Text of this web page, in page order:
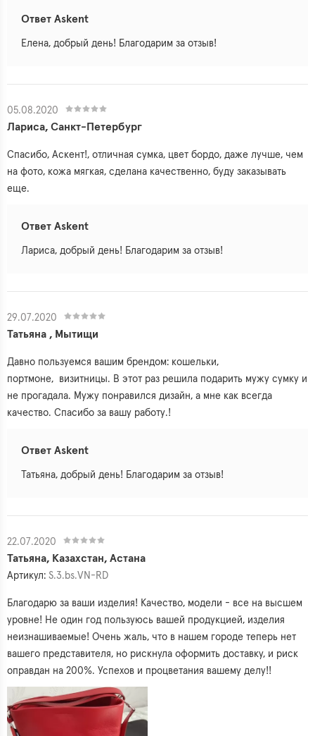
Ответ Askent
Елена, добрый день! Благодарим за отзыв!
05.08.2020
Лариса, Санкт-Петербург
Спасибо, Аскент!, отличная сумка, цвет бордо, даже лучше, чем
на фото, кожа мягкая, сделана качественно, буду заказывать
еще.
Ответ Askent
Лариса, добрый день! Благодарим за отзыв!
29.07.2020
Татьяна , Мытищи
Давно пользуемся вашим брендом: кошельки,
портмоне, визитницы. В этот раз решила подарить мужу сумку и
не прогадала. Мужу понравился дизайн, а мне как всегда
качество. Спасибо за вашу работу.!
Ответ Askent
Татьяна, добрый день! Благодарим за отзыв!
22.07.2020
Татьяна, Казахстан, Астана
Артикул: S.3.bs.VN-RD
Благодарю за ваши изделия! Качество, модели - все на высшем
уровне! Не один год пользуюсь вашей продукцией, изделия
неизнашиваемые! Очень жаль, что в нашем городе теперь нет
вашего представителя, но рискнула оформить доставку, и риск
оправдан на 200%. Успехов и процветания вашему делу!!